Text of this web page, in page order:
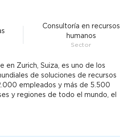
Consultoría en recursos
humanos
Sector
en Zurich, Suiza, es uno de los
de soluciones de recursos
empleados y más de 5.500
y regiones de todo el mundo, el